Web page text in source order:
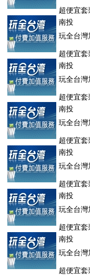
超便宜套
登、訂房系統、客房委
南投
玩全台灣
超便宜套
登、訂房系統、客房委
南投
玩全台灣
超便宜套
登、訂房系統、客房委
南投
玩全台灣
超便宜套
登、訂房系統、客房委
南投
玩全台灣
超便宜套
登、訂房系統、客房委
南投
玩全台灣
超便宜套
登、訂房系統、客房委
南投
玩全台灣
超便宜套